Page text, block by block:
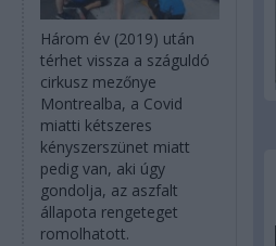
Három év (2019) után
térhet vissza a száguldó
cirkusz mezőnye
Montrealba, a Covid
miatti kétszeres
kényszerszünet miatt
pedig van, aki úgy
gondolja, az aszfalt
állapota rengeteget
romolhatott.